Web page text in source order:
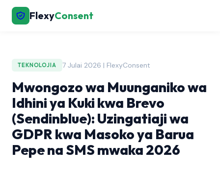
FlexyConsent
TEKNOLOJIA 7 Julai 2026 | FlexyConsent
Mwongozo wa Muunganiko wa
Idhini ya Kuki kwa Brevo
(Sendinblue): Uzingatiaji wa
GDPR kwa Masoko ya Barua
Pepe na SMS mwaka 2026